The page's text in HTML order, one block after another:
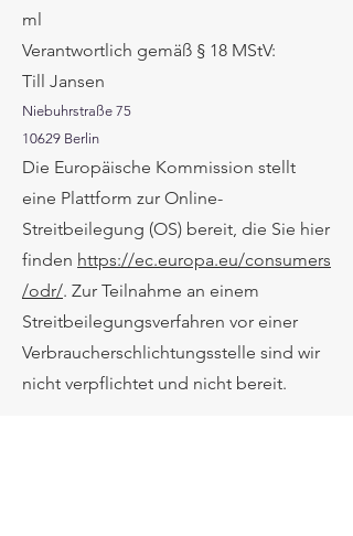
ml
Verantwortlich gemäß § 18 MStV:
Till Jansen
Niebuhrstraße 75
10629 Berlin
Die Europäische Kommission stellt
eine Plattform zur Online-
Streitbeilegung (OS) bereit, die Sie hier
finden https://ec.europa.eu/consumers
/odr/. Zur Teilnahme an einem
Streitbeilegungsverfahren vor einer
Verbraucherschlichtungsstelle sind wir
nicht verpflichtet und nicht bereit.